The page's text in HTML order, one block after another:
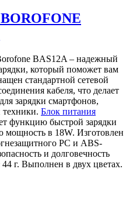
BAS12A – надежный
который поможет вам
стандартной сетевой
кабеля, что делает
зарядки смартфонов,
Блок питания
функцию быстрой зарядки
мощность в 18W. Изготовлен
PC и ABS-
и долговечность
44 г. Выполнен в двух цветах.